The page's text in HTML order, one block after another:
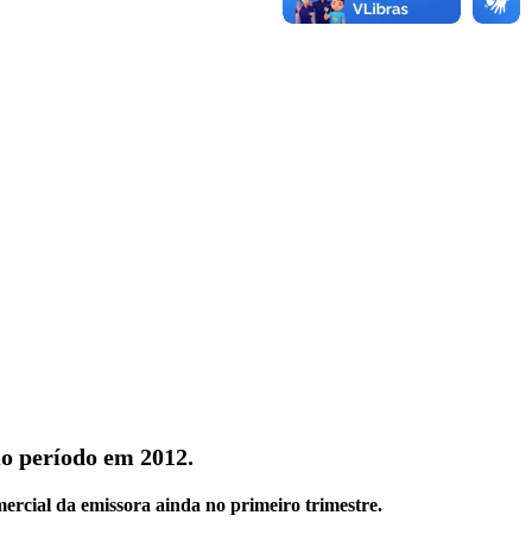
período em 2012.
da emissora ainda no primeiro trimestre.